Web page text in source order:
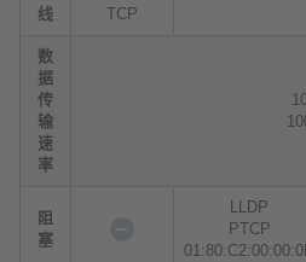
线
TCP
数
据
传
输
速
率
阻
塞
LLDP
PTCP